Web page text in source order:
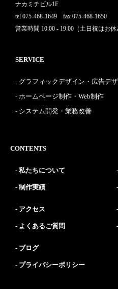
ナカミチビル1F
tel 075-468-1649 fax 075-468-1650
営業時間 10:00 - 19:00（土日祝はお休
SERVICE
グラフィックデザイン・広告デ
ホームページ制作・Web制作
システム開発・業務改善
CONTENTS
私たちについて
制作実績
アクセス
よくあるご質問
ブログ
プライバシーポリシー